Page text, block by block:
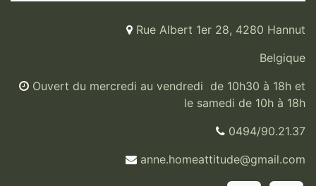
Rue Albert 1er 28, 4280 Hannut
Belgique
Ouvert du mercredi au vendredi de 10h30 à 18h et
le samedi de 10h à 18h
0494/90.21.37
anne.homeattitude@gmail.com